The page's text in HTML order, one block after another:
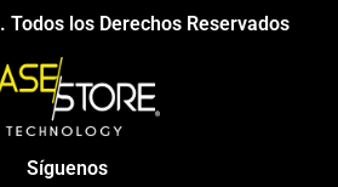
. Todos los Derechos Reservados
Síguenos